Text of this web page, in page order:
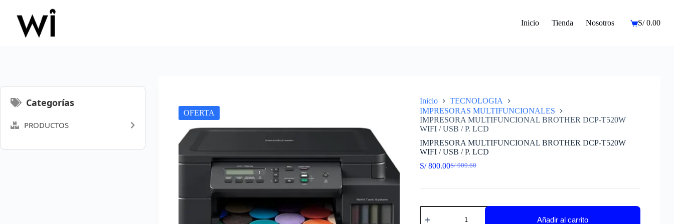
contenido
Inicio Tienda Nosotros
Carro
S/0.00
OFERTA
Inicio
TECNOLOGIA
IMPRESORAS MULTIFUNCIONALES
IMPRESORA MULTIFUNCIONAL BROTHER DCP-T520W
WIFI / USB / P. LCD
IMPRESORA MULTIFUNCIONAL BROTHER DCP-T520W
WIFI / USB / P. LCD
S/909.60
El
original
S/ 909.60.
S/800.00El
actual
S/ 800.00.
IMPRESORA
MULTIFUNCIONAL
Añadir al carrito
Categorías
PRODUCTOS